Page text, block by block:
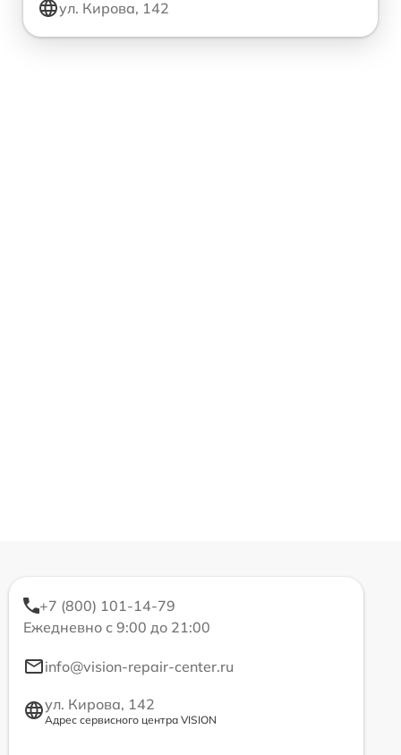
ул. Кирова, 142
+7 (800) 101-14-79
Ежедневно с 9:00 до 21:00
info@vision-repair-center.ru
ул. Кирова, 142
Адрес сервисного центра VISION